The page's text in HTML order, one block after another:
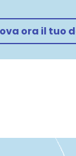
ora il tuo